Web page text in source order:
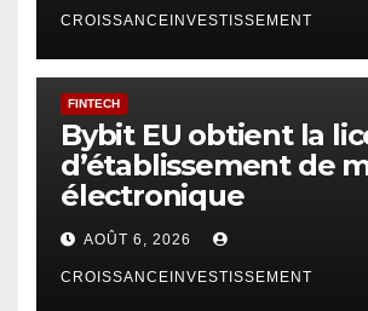
CROISSANCEINVESTISSEMENT
FINTECH
Bybit EU obtient la
d’établissement de
électronique
AOÛT 6, 2026
CROISSANCEINVESTISSEMENT